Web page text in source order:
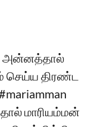
அன்னத்தால்
செய்ய திரண்ட
மாரியம்மன்